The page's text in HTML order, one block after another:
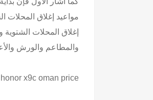
مواعيد إغلاق المحلات
والمطاعم والورش
honor x9c oman price